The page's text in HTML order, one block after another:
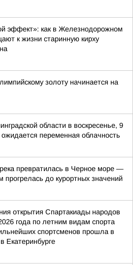
эффект»: как в Железнодорожном
к жизни старинную кирху
золоту начинается на
области в воскресенье, 9
ожидается переменная облачность
превратилась в Черное море —
прогрелась до курортных значений
открытия Спартакиады народов
года по летним видам спорта
спортсменов прошла в
Екатеринбурге